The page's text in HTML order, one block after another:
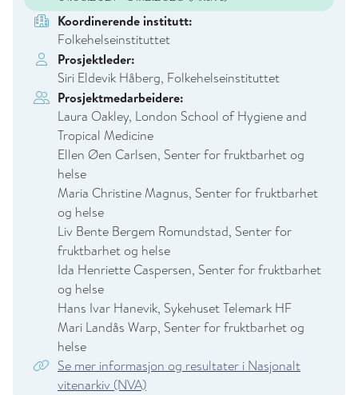
Koordinerende institutt:
Folkehelseinstituttet
Prosjektleder:
Siri Eldevik Håberg, Folkehelseinstituttet
Prosjektmedarbeidere:
Laura Oakley, London School of Hygiene and
Tropical Medicine
Ellen Øen Carlsen, Senter for fruktbarhet og
helse
Maria Christine Magnus, Senter for fruktbarhet
og helse
Liv Bente Bergem Romundstad, Senter for
fruktbarhet og helse
Ida Henriette Caspersen, Senter for fruktbarhet
og helse
Hans Ivar Hanevik, Sykehuset Telemark HF
Mari Landås Warp, Senter for fruktbarhet og
helse
Se mer informasjon og resultater i Nasjonalt
vitenarkiv (NVA)